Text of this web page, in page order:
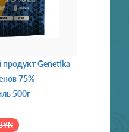
Genetika
75%
500г